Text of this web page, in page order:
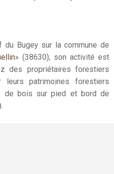
Bugey sur la commune de
» (38630), son activité est
des propriétaires forestiers
patrimoines forestiers
de bois sur pied et bord de